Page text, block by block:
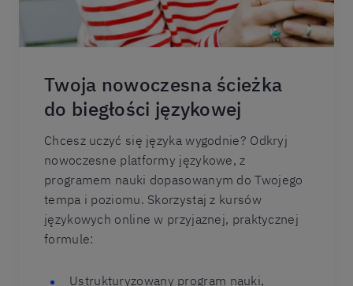
Twoja nowoczesna ścieżka
do biegłości językowej
Chcesz uczyć się języka wygodnie? Odkryj
nowoczesne platformy językowe, z
programem nauki dopasowanym do Twojego
tempa i poziomu. Skorzystaj z kursów
językowych online w przyjaznej, praktycznej
formule:
Ustrukturyzowany program nauki,